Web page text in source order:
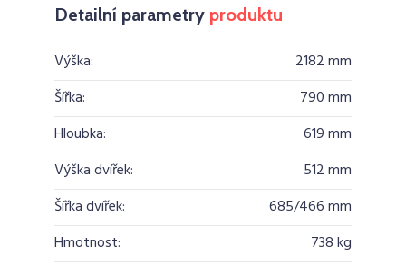
Detailní parametry produktu
Výška:
2182 mm
Šířka:
790 mm
Hloubka:
619 mm
Výška dvířek:
512 mm
Šířka dvířek:
685/466 mm
Hmotnost:
738 kg